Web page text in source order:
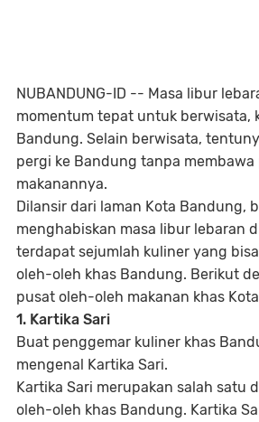
NUBANDUNG-ID -- Masa libur
momentum tepat untuk berwisata,
Bandung. Selain berwisata,
pergi ke Bandung tanpa
makanannya.
Dilansir dari laman Kota Bandung,
menghabiskan masa libur lebaran
terdapat sejumlah kuliner yang
oleh-oleh khas Bandung. Berikut
pusat oleh-oleh makanan khas
1. Kartika Sari
Buat penggemar kuliner khas
mengenal Kartika Sari.
Kartika Sari merupakan salah satu
oleh-oleh khas Bandung. Kartika